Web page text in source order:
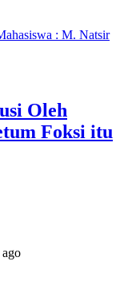
: M. Natsir
Oleh
Foksi itu